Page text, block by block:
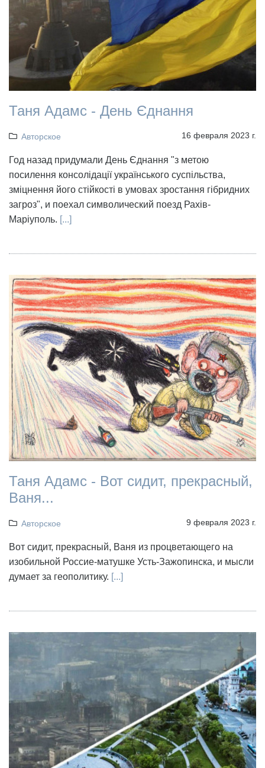
Таня Адамс - День Єднання
Авторское 16 февраля 2023 г.
Год назад придумали День Єднання "з метою
посилення консолідації українського суспільства,
зміцнення його стійкості в умовах зростання гібридних
загроз", и поехал символический поезд Рахів-
Маріуполь. [...]
Таня Адамс - Вот сидит, прекрасный,
Ваня...
Авторское 9 февраля 2023 г.
Вот сидит, прекрасный, Ваня из процветающего на
изобильной Россие-матушке Усть-Зажопинска, и мысли
думает за геополитику. [...]